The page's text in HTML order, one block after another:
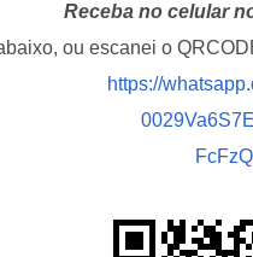
Receba no celular
ou escanei o
https://